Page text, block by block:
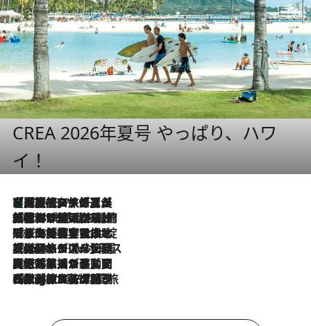
CREA 2026年夏号 やっぱり、ハワ
イ！
2026.8.7
【厳選旅コスメ】「多機能アイテムがメイン！」旅好き美容エディターが選んだ夏旅ベストコスメを発表【Mサイズジップ】
2026.8.6
「荷物が増えるほど旅ストレスは増す」美容ジャーナリストがたどり着いた最終結論。“化粧品を劇的に減らす”感動の凝縮美容とは
2026.8.6
「旅先には金髪ウィッグを持参」日本と同じメイクでは損してる!? 美容ジャーナリストが提案する“掟破りの旅美容”とは
2026.8.6
【厳選旅コスメ】「身軽さ＆UV対策重視！」ヘアアーティストshucoが選んだ夏旅ベストコスメを発表【Mサイズジップ】
2026.8.5
【厳選旅コスメ】国内をあちこち移動する河井菜摘が選んだ夏旅ベストコスメ発表！「リラックスアイテムはマスト」【Mサイズジップ】
2026.8.4
【厳選旅コスメ】「紫外線＆乾燥対策しながらメイク感も！」ヘア＆メイクGeorgeが選んだ夏旅ベストコスメを発表！【Mサイズジップ】